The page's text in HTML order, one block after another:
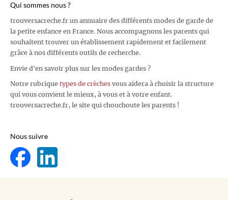
Qui sommes nous ?
trouversacreche.fr un annuaire des différents modes de garde de
la petite enfance en France. Nous accompagnons les parents qui
souhaitent trouver un établissement rapidement et facilement
grâce à nos différents outils de recherche.
Envie d'en savoir plus sur les modes gardes ?
Notre rubrique types de crèches vous aidera à choisir la structure
qui vous convient le mieux, à vous et à votre enfant.
trouversacreche.fr, le site qui chouchoute les parents !
Nous suivre